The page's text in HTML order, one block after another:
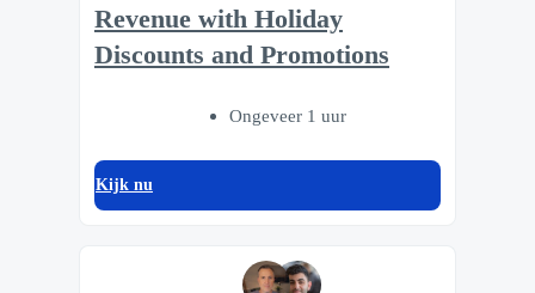
Revenue with Holiday
Discounts and Promotions
Ongeveer 1 uur
Kijk nu